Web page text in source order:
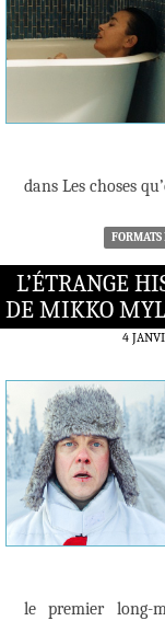
dans Les choses
FORMATS
L’ÉTRANGE
DE MIKKO
4
le premier long-